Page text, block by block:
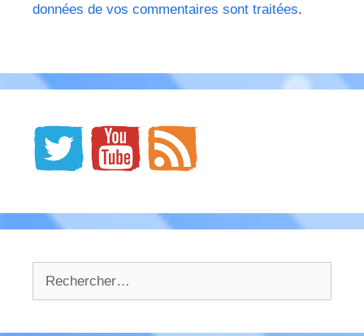
données de vos commentaires sont traitées.